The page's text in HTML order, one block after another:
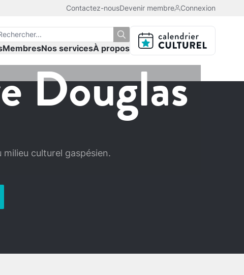
Contactez-nousDevenir membre Connexion
MembresNos servicesÀ propos
Douglas
culturel gaspésien.